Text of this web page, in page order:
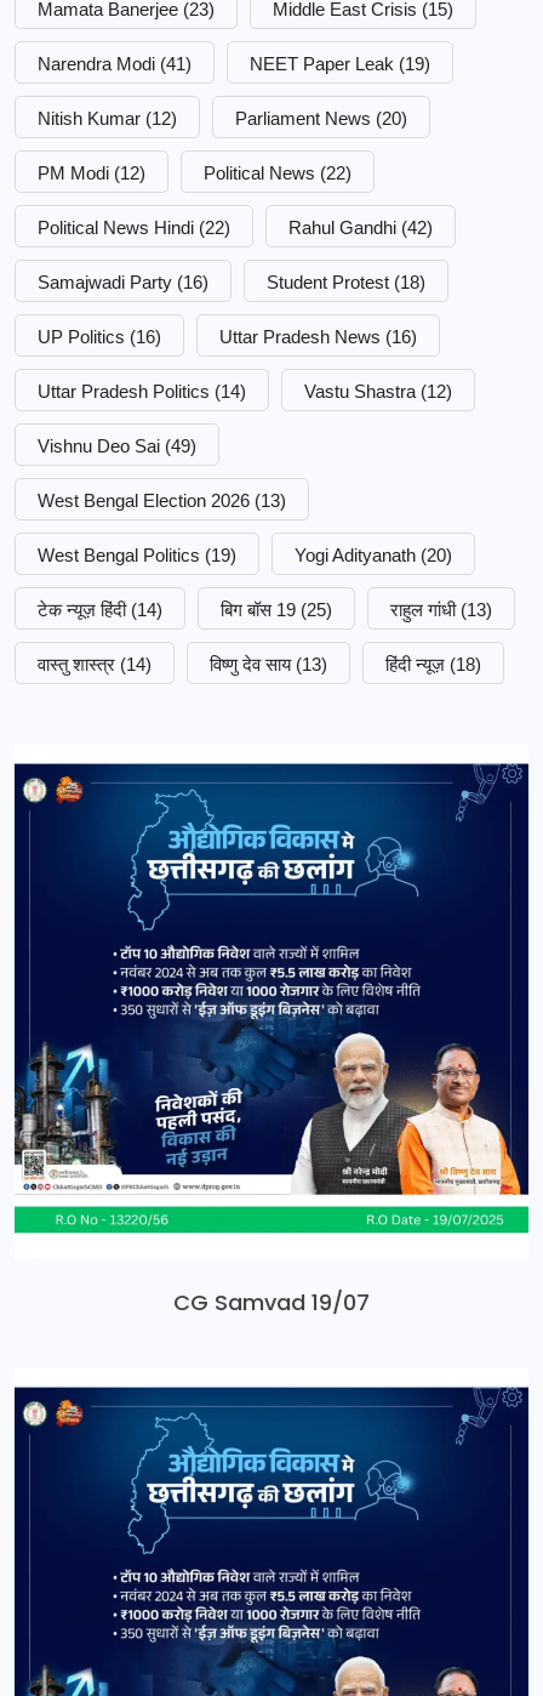
Mamata Banerjee (23) Middle East Crisis (15)
Narendra Modi (41) NEET Paper Leak (19)
Nitish Kumar (12) Parliament News (20)
PM Modi (12) Political News (22)
Political News Hindi (22) Rahul Gandhi (42)
Samajwadi Party (16) Student Protest (18)
UP Politics (16) Uttar Pradesh News (16)
Uttar Pradesh Politics (14) Vastu Shastra (12)
Vishnu Deo Sai (49)
West Bengal Election 2026 (13)
West Bengal Politics (19) Yogi Adityanath (20)
टेक न्यूज़ हिंदी (14) बिग बॉस 19 (25) राहुल गांधी (13)
वास्तु शास्त्र (14) विष्णु देव साय (13) हिंदी न्यूज़ (18)
CG Samvad 19/07